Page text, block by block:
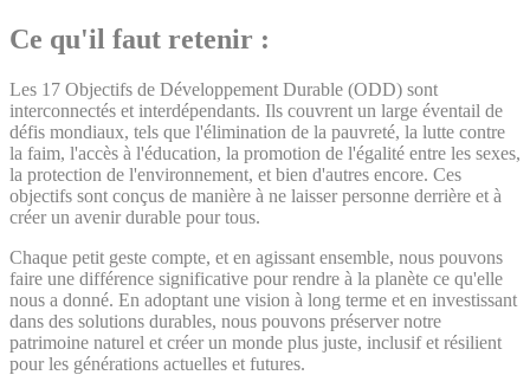
Ce qu'il faut retenir :
Les 17 Objectifs de Développement Durable (ODD) sont
interconnectés et interdépendants. Ils couvrent un large éventail de
défis mondiaux, tels que l'élimination de la pauvreté, la lutte contre
la faim, l'accès à l'éducation, la promotion de l'égalité entre les sexes,
la protection de l'environnement, et bien d'autres encore. Ces
objectifs sont conçus de manière à ne laisser personne derrière et à
créer un avenir durable pour tous.
Chaque petit geste compte, et en agissant ensemble, nous pouvons
faire une différence significative pour rendre à la planète ce qu'elle
nous a donné. En adoptant une vision à long terme et en investissant
dans des solutions durables, nous pouvons préserver notre
patrimoine naturel et créer un monde plus juste, inclusif et résilient
pour les générations actuelles et futures.